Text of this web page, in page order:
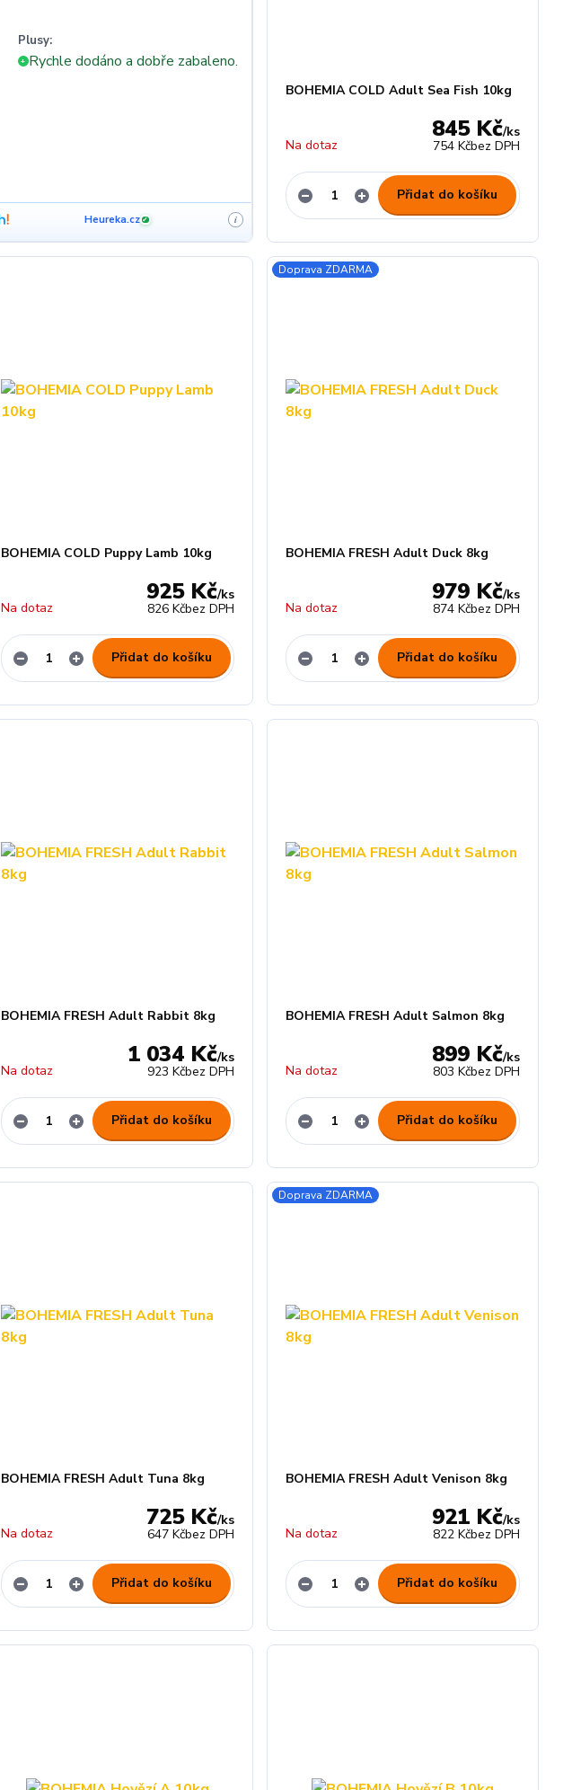
Plusy:
+ Rychle dodáno a dobře zabaleno.
Heureka.cz ✓ i
BOHEMIA COLD Adult Sea Fish 10kg
845 Kč/ks
754 Kčbez DPH
Na dotaz
Přidat do košíku
BOHEMIA COLD Puppy Lamb 10kg
925 Kč/ks
826 Kčbez DPH
Na dotaz
Přidat do košíku
Doprava ZDARMA
BOHEMIA FRESH Adult Duck 8kg
979 Kč/ks
874 Kčbez DPH
Na dotaz
Přidat do košíku
BOHEMIA FRESH Adult Rabbit 8kg
1 034 Kč/ks
923 Kčbez DPH
Na dotaz
Přidat do košíku
BOHEMIA FRESH Adult Salmon 8kg
899 Kč/ks
803 Kčbez DPH
Na dotaz
Přidat do košíku
BOHEMIA FRESH Adult Tuna 8kg
725 Kč/ks
647 Kčbez DPH
Na dotaz
Přidat do košíku
Doprava ZDARMA
BOHEMIA FRESH Adult Venison 8kg
921 Kč/ks
822 Kčbez DPH
Na dotaz
Přidat do košíku